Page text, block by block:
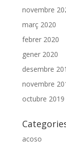
novembre
març 2020
febrer 2020
gener 2020
desembre
novembre
octubre 2019
acoso